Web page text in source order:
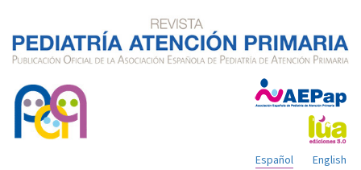
English
Español